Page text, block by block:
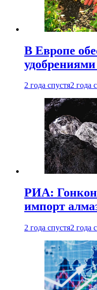
В Европе
2 года спустя2 года
РИА:
импорт
2 года спустя2 года